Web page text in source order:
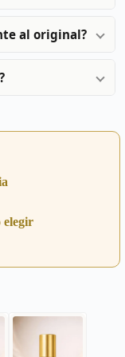
al original?
elegir